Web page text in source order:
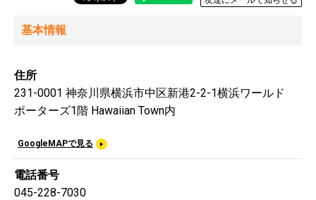
基本情報
住所
231-0001 神奈川県横浜市中区新港2-2-1横浜ワールド
ポーターズ1階 Hawaiian Town内
GoogleMAPで見る
電話番号
045-228-7030